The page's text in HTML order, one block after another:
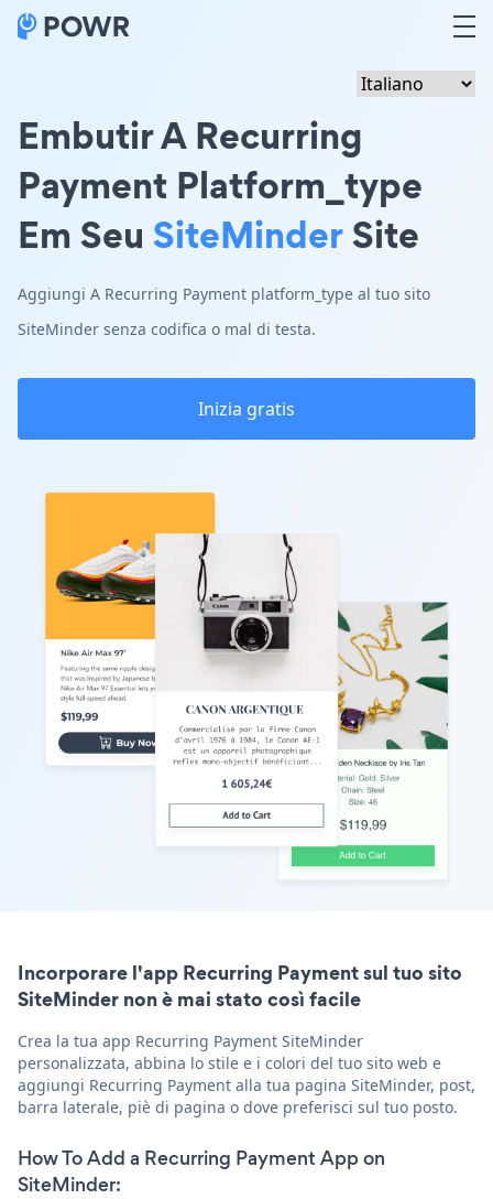
Embutir A Recurring
Payment Platform_type
Em Seu SiteMinderSite
Aggiungi A Recurring Payment platform_type al tuo sito
SiteMinder senza codifica o mal di testa.
Inizia gratis
Incorporare l'app Recurring Payment sul tuo sito
SiteMinder non è mai stato così facile
Crea la tua app Recurring Payment SiteMinder
personalizzata, abbina lo stile e i colori del tuo sito web e
aggiungi Recurring Payment alla tua pagina SiteMinder, post,
barra laterale, piè di pagina o dove preferisci sul tuo posto.
How To Add a Recurring Payment App on
SiteMinder: